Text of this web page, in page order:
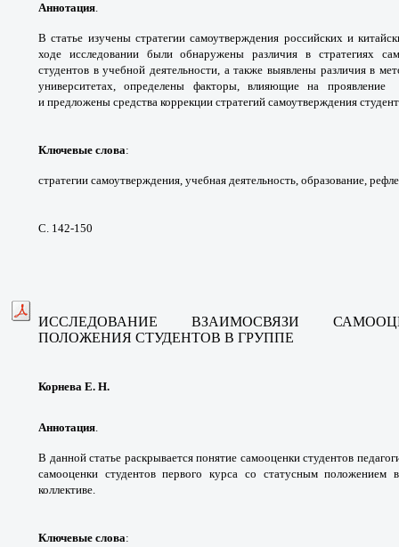
Аннотация.
В статье изучены стратегии самоутверждения российских и
ходе исследовании были обнаружены различия в стратегиях
студентов в учебной деятельности, а также выявлены различия в
университетах, определены факторы, влияющие на проявление
и предложены средства коррекции стратегий самоутверждения
Ключевые слова:
стратегии самоутверждения, учебная деятельность, образование,
С. 142-150
ИССЛЕДОВАНИЕ ВЗАИМОСВЯЗИ
ПОЛОЖЕНИЯ СТУДЕНТОВ В ГРУППЕ
Корнева Е. Н.
Аннотация.
В данной статье раскрывается понятие самооценки студентов
самооценки студентов первого курса со статусным
коллективе.
Ключевые слова: